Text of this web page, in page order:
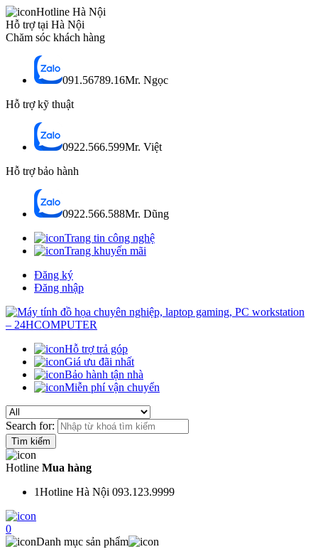
Hotline Hà Nội
Hỗ trợ tại Hà Nội
Chăm sóc khách hàng
091.56789.16Mr. Ngọc
Hỗ trợ kỹ thuật
0922.566.599Mr. Việt
Hỗ trợ bảo hành
0922.566.588Mr. Dũng
Trang tin công nghệ
Trang khuyến mãi
Đăng ký
Đăng nhập
Hỗ trợ trả góp
Giá ưu đãi nhất
Bảo hành tận nhà
Miễn phí vận chuyển
Search for:
Hotline Mua hàng
1Hotline Hà Nội 093.123.9999
0
Danh mục sản phẩm